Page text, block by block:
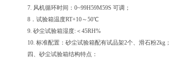
7. 风机循环时间：0~99H59M59S 可调；
8．试验箱温度RT+10～50℃
9. 砂尘试验箱湿度:＜45RH%
10. 标准配置：砂尘试验箱配有试品架2个、滑石粉2kg；
四、砂尘试验箱结构特点：